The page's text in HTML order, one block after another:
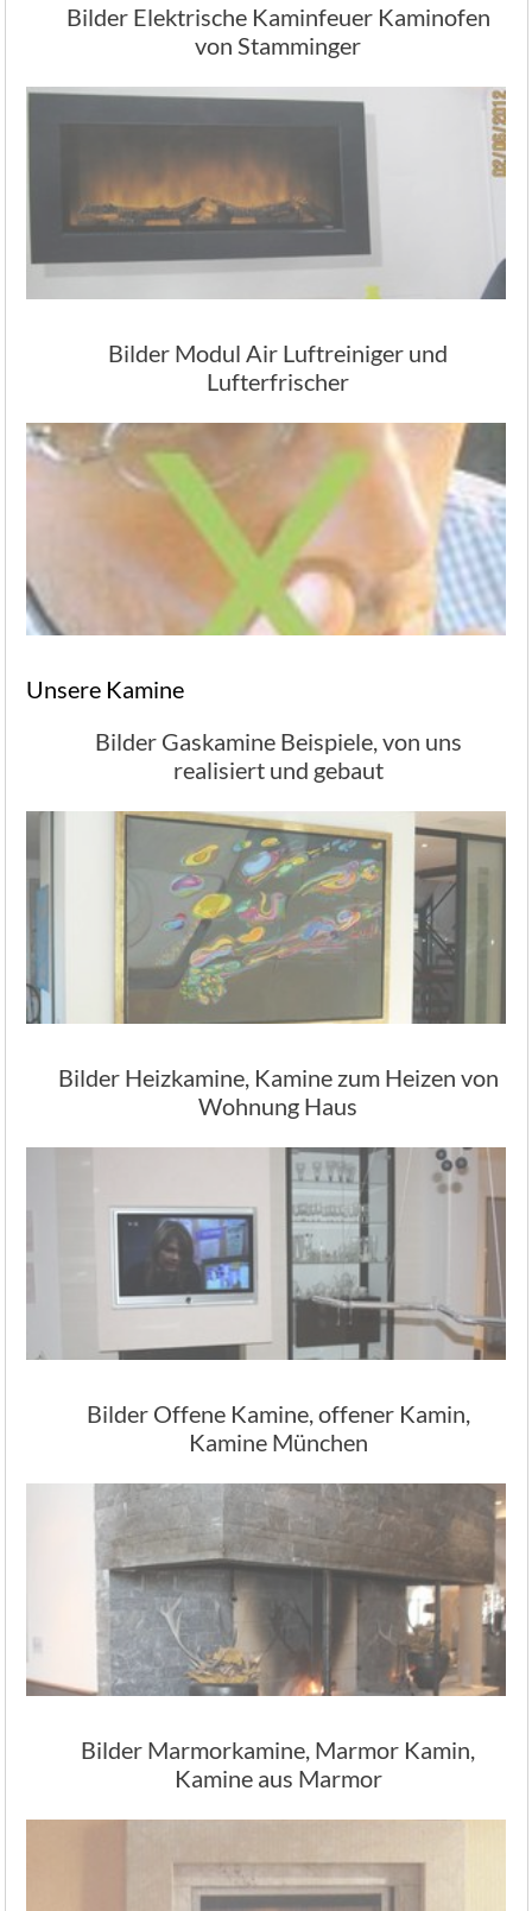
Bilder Elektrische Kaminfeuer Kaminofen
von Stamminger
Bilder Modul Air Luftreiniger und
Lufterfrischer
Unsere Kamine
Bilder Gaskamine Beispiele, von uns
realisiert und gebaut
Bilder Heizkamine, Kamine zum Heizen von
Wohnung Haus
Bilder Offene Kamine, offener Kamin,
Kamine München
Bilder Marmorkamine, Marmor Kamin,
Kamine aus Marmor